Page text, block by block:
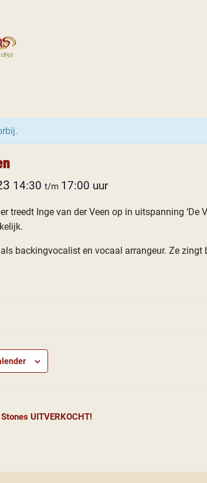
14:30 t/m 17:00
treedt Inge van der Veen op in uitspanning
backingvocalist en vocaal arrangeur. Ze
UITVERKOCHT!